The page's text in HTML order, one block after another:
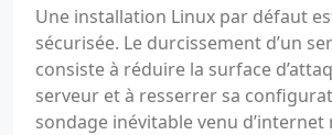
Une installation Linux par défaut
sécurisée. Le durcissement d’un
consiste à réduire la surface
serveur et à resserrer sa
sondage inévitable venu